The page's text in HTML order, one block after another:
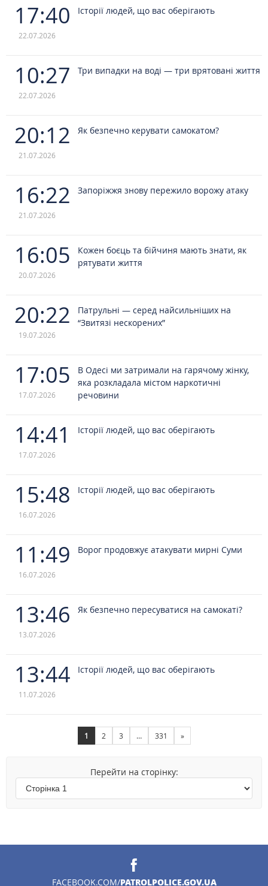
17:40
22.07.2026
Історії людей, що вас оберігають
10:27
22.07.2026
Три випадки на воді — три врятовані життя
20:12
21.07.2026
Як безпечно керувати самокатом?
16:22
21.07.2026
Запоріжжя знову пережило ворожу атаку
16:05
20.07.2026
Кожен боєць та бійчиня мають знати, як
рятувати життя
20:22
19.07.2026
Патрульні — серед найсильніших на
“Звитязі нескорених”
17:05
17.07.2026
В Одесі ми затримали на гарячому жінку,
яка розкладала містом наркотичні
речовини
14:41
17.07.2026
Історії людей, що вас оберігають
15:48
16.07.2026
Історії людей, що вас оберігають
11:49
16.07.2026
Ворог продовжує атакувати мирні Суми
13:46
13.07.2026
Як безпечно пересуватися на самокаті?
13:44
11.07.2026
Історії людей, що вас оберігають
1 2 3 … 331 »
Перейти на сторінку:
FACEBOOK.COM/PATROLPOLICE.GOV.UA